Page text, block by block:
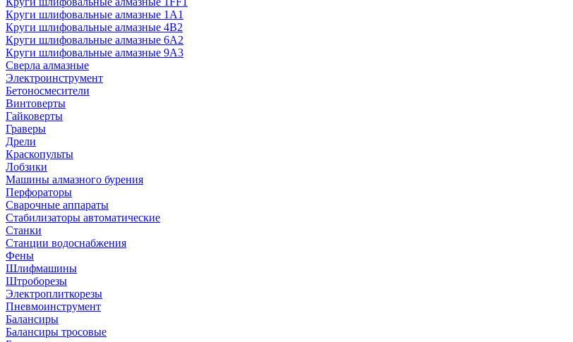
Круги шлифовальные алмазные 1А1
Круги шлифовальные алмазные 4В2
Круги шлифовальные алмазные 6A2
Круги шлифовальные алмазные 9А3
Сверла алмазные
Электроинструмент
Бетоносмесители
Винтоверты
Гайковерты
Граверы
Дрели
Краскопульты
Лобзики
Машины алмазного бурения
Перфораторы
Сварочные аппараты
Стабилизаторы автоматические
Станки
Станции водоснабжения
Фены
Шлифмашины
Штроборезы
Электроплиткорезы
Пневмоинструмент
Балансиры
Балансиры тросовые